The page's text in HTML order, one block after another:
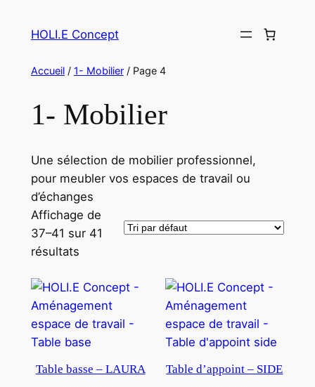
HOLI.E Concept
Accueil/ 1- Mobilier/ Page 4
1- Mobilier
Une sélection de mobilier professionnel,
pour meubler vos espaces de travail ou
d’échanges
Affichage de
37–41 sur 41
résultats
Table basse – LAURA Table d’appoint – SIDE